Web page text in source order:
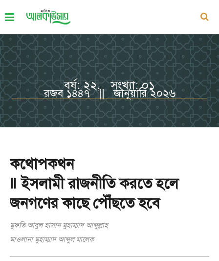
বর্ষ: ২২, সংখ্যা: ০১
রজব ১৪৪৭ || জানুয়ারি ২০২৬
কথোপকথন
‖ ইসলামী রাজনীতি করতে হলে
জনগণের কাছে পৌঁছতে হবে
মুফতি আবুল হাসান মুহাম্মাদ আব্দুল্লাহ
মাওলানা মুহাম্মাদ আব্দুল মালেক